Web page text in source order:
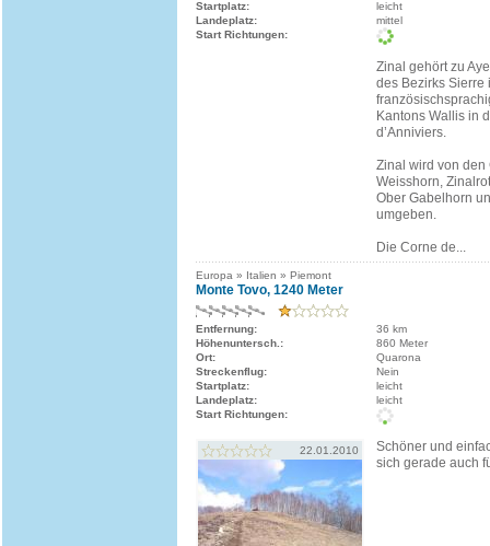
Startplatz:
leicht
Landeplatz:
mittel
Start Richtungen:
Zinal gehört zu
des Bezirks Sierre
Kantons Wallis in
d’Anniviers.
Zinal wird von den
Weisshorn,
Ober Gabelhorn
umgeben.
Die Corne de...
Europa » Italien » Piemont
Monte Tovo, 1240 Meter
Entfernung:
36 km
Höhenuntersch.:
860 Meter
Ort:
Quarona
Streckenflug:
Nein
Startplatz:
leicht
Landeplatz:
leicht
Start Richtungen:
22.01.2010
Schöner und
sich gerade auch